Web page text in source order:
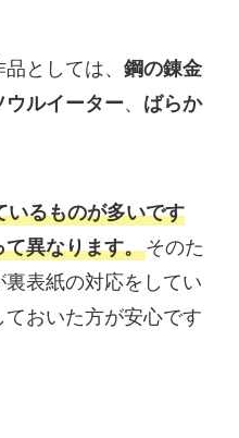
としては、 鋼の錬金
ウルイーター、 ばらか
いるものが多いです
異なります。そのた
表紙の対応をしてい
おいた方が安心です